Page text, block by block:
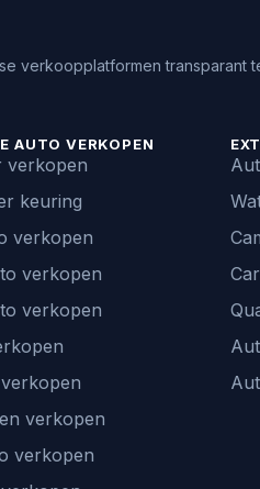
verkoopplatformen transparant
AUTO VERKOPEN
verkopen
keuring
verkopen
verkopen
verkopen
verkopen
verkopen